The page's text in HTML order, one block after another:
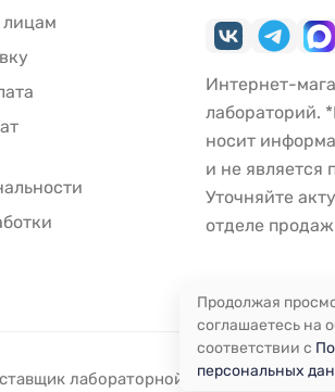
Интернет-
лабораторий.
носит
и не является
Уточняйте
отделе
лабораторной посуды и
Продолжая
соглашаетесь на
соответствии с
персональных